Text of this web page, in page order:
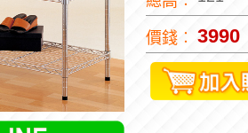
價錢︰ 3990